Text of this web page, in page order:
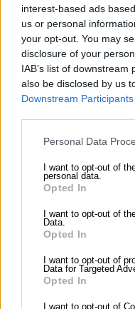
interest-based ads
us or personal
your opt-out. You may
disclosure of your
IAB’s list of
also be disclosed by us
Downstream Participants
Personal Data
I want to opt-out of
personal data.
Opted In
I want to opt-out of
Data.
Opted In
I want to opt-out of
Data for Targeted
Opted In
I want to opt-out of
Необычные
вызывать интерес
значении
интриги.
чувство
Ностальгия
Некоторые
прошлом, вызывая
воспоминания о
моментах.
чувство